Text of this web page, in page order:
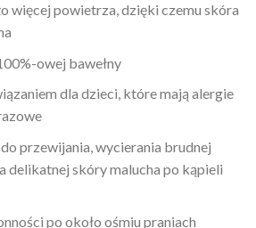
więcej powietrza, dzięki czemu skóra
owej bawełny
dla dzieci, które mają alergie
przewijania, wycierania brudnej
delikatnej skóry malucha po kąpieli
po około ośmiu praniach